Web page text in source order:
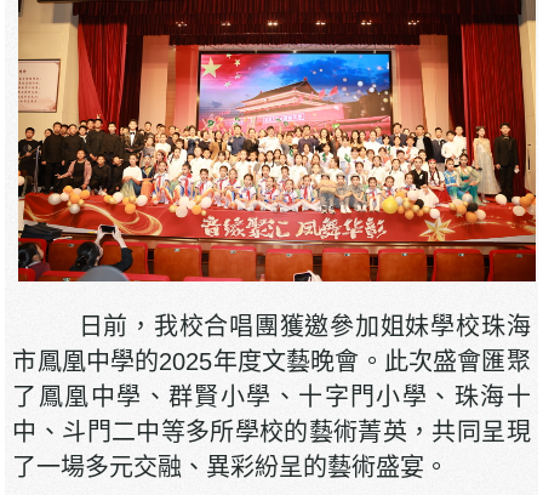
日前，我校合唱團獲邀參加姐妹學校珠海
市鳳凰中學的2025年度文藝晚會。此次盛會匯聚
了鳳凰中學、群賢小學、十字門小學、珠海十
中、斗門二中等多所學校的藝術菁英，共同呈現
了一場多元交融、異彩紛呈的藝術盛宴。